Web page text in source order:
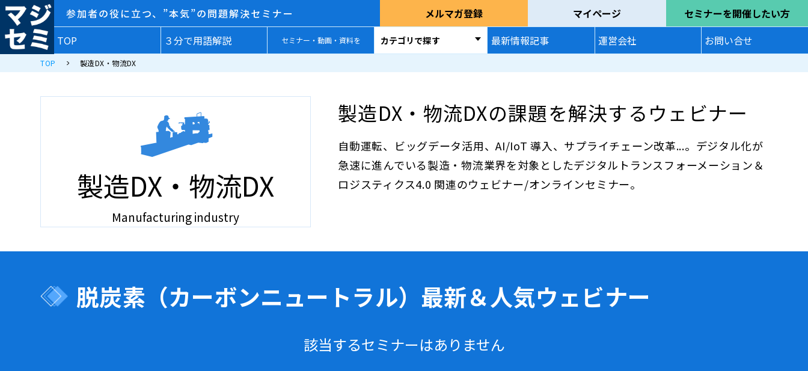
参加者の役に立つ、”本気”の問題解決セミナー メルマガ登録 マイページ
セミナーを開催したい方
TOP
３分で用語解説 セミナー・動画・資料を カテゴリで探す 最新情報記事 運営会社 お問い合せ
TOP 製造DX・物流DX
製造DX・物流DX
Manufacturing industry
製造DX・物流DXの課題を解決するウェビナー
自動運転、ビッグデータ活用、AI/IoT 導入、サプライチェーン改革...。デジタル化が
急速に進んでいる製造・物流業界を対象としたデジタルトランスフォーメーション＆
ロジスティクス4.0 関連のウェビナー/オンラインセミナー。
脱炭素（カーボンニュートラル） 最新＆人気ウェビナー
該当するセミナーはありません